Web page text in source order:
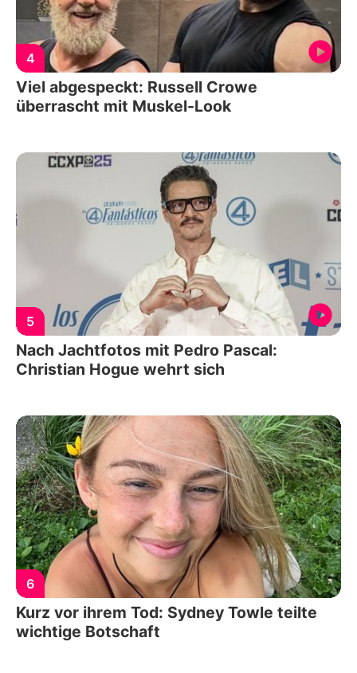
4
Viel abgespeckt: Russell Crowe
überrascht mit Muskel-Look
5
Nach Jachtfotos mit Pedro Pascal:
Christian Hogue wehrt sich
6
Kurz vor ihrem Tod: Sydney Towle teilte
wichtige Botschaft